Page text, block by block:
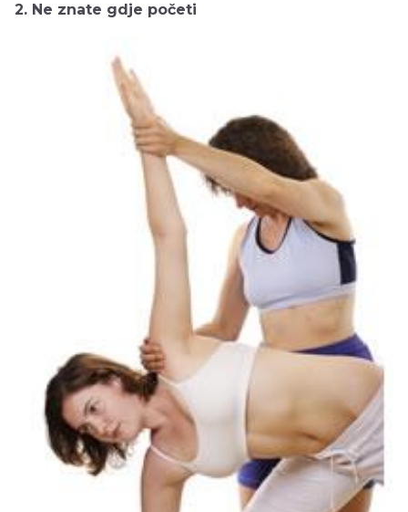
2. Ne znate gdje početi